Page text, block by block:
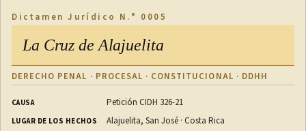
afectación, deberá comunicarlo a la autoridad competente
y de inmediato realizar las obras de arreglo
correspondientes.
c) En caso de fallecimiento o ausencia declarada del
concesionario, sus derechos podrán adjudicarse a sus
herederos o a un tercero interesado, siempre y cuando se
Dictamen Jurídico N.° 0005
La Cruz de Alajuelita
DERECHO PENAL · PROCESAL · CONSTITUCIONAL · DDHH
CAUSA Petición CIDH 326-21
LUGAR DE LOS HECHOS Alajuelita, San José · Costa Rica